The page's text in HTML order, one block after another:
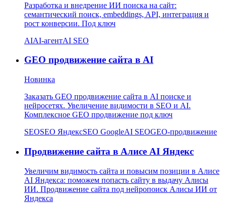
Разработка и внедрение ИИ поиска на сайт:
семантический поиск, embeddings, API, интеграция и
рост конверсии. Под ключ
AIAI-агентAI SEO
GEO продвижение сайта в AI
Новинка
Заказать GEO продвижение сайта в AI поиске и
нейросетях. Увеличение видимости в SEO и AI.
Комплексное GEO продвижение под ключ
SEOSEO ЯндексSEO GoogleAI SEOGEO-продвижение
Продвижение сайта в Алисе AI Яндекс
Увеличим видимость сайта и повысим позиции в Алисе
AI Яндекса: поможем попасть сайту в выдачу Алисы
ИИ. Продвижение сайта под нейропоиск Алисы ИИ от
Яндекса